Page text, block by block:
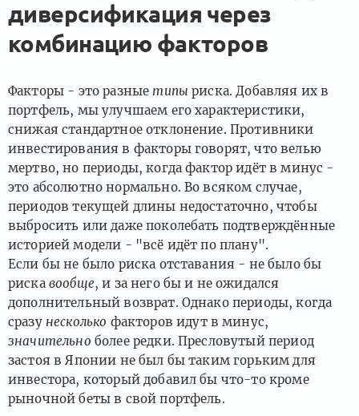
диверсификация через
комбинацию факторов
Факторы - это разные типы риска. Добавляя их в
портфель, мы улучшаем его характеристики,
снижая стандартное отклонение. Противники
инвестирования в факторы говорят, что велью
мертво, но периоды, когда фактор идёт в минус -
это абсолютно нормально. Во всяком случае,
периодов текущей длины недостаточно, чтобы
выбросить или даже поколебать подтверждённые
историей модели - "всё идёт по плану".
Если бы не было риска отставания - не было бы
риска вообще, и за него бы и не ожидался
дополнительный возврат. Однако периоды, когда
сразу несколько факторов идут в минус,
значительно более редки. Пресловутый период
застоя в Японии не был бы таким горьким для
инвестора, который добавил бы что-то кроме
рыночной беты в свой портфель.